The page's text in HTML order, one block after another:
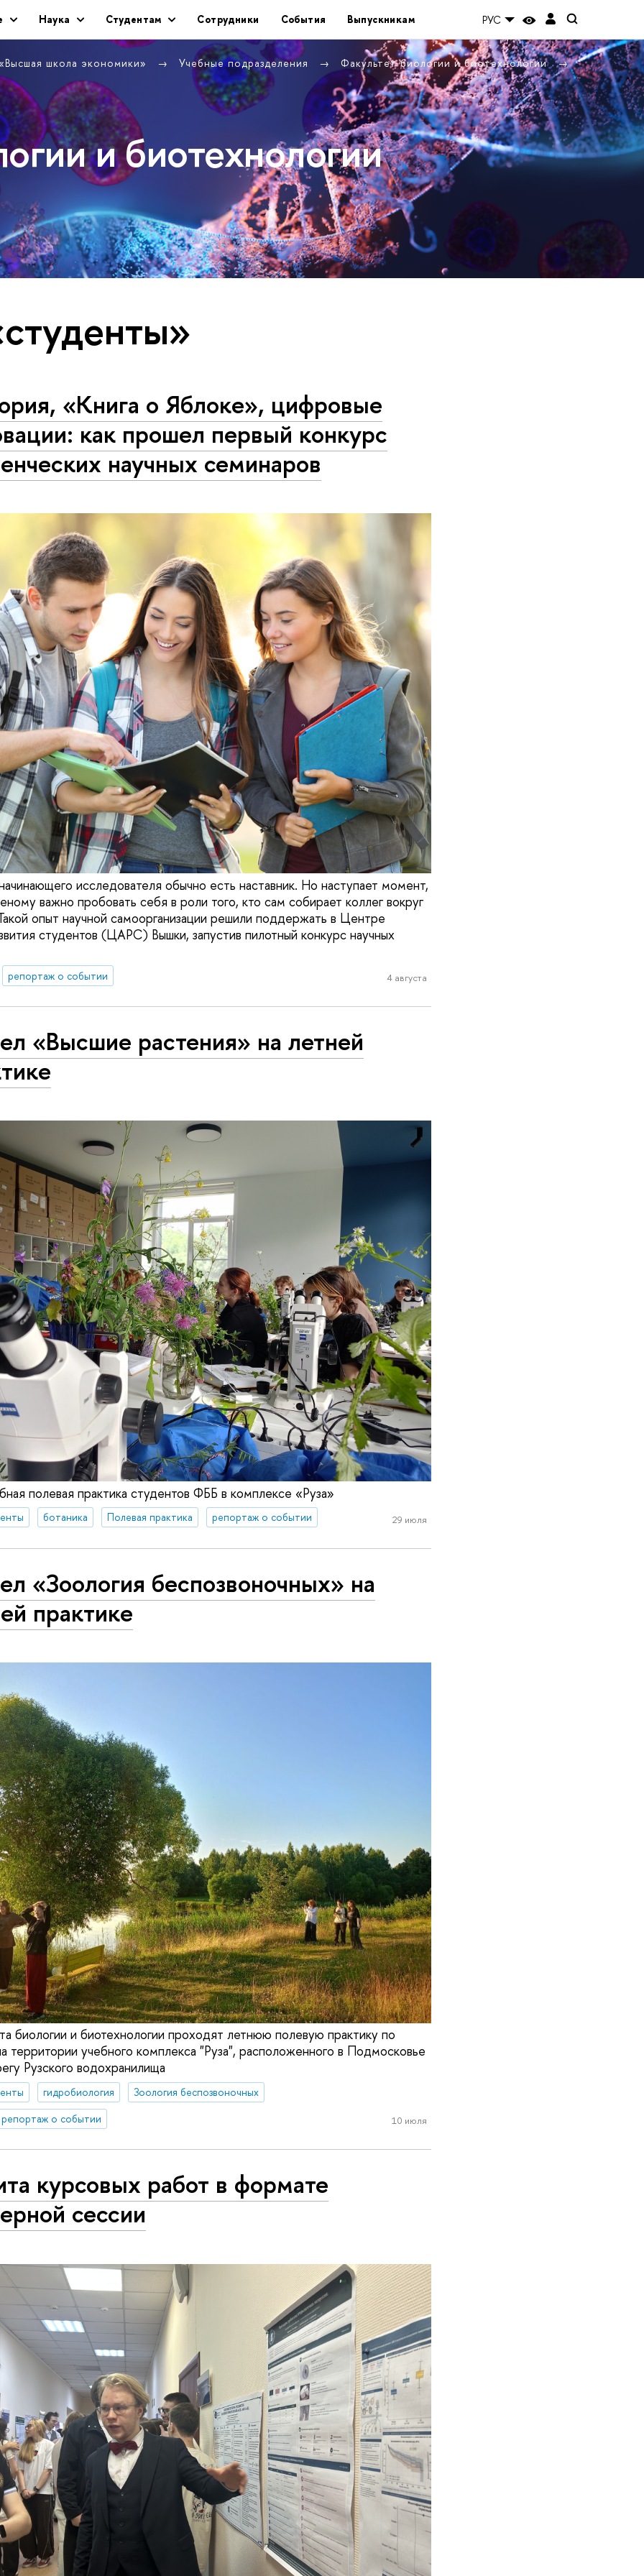
Наука Студентам Сотрудники События Выпускникам РУС
школа экономики» Учебные подразделения Факультет биологии и биотехнологии
и биотехнологии
«Книга о Яблоке», цифровые
как прошел первый конкурс
научных семинаров
исследователя обычно есть наставник. Но наступает момент,
важно пробовать себя в роли того, кто сам собирает коллег вокруг
опыт научной самоорганизации решили поддержать в Центре
студентов (ЦАРС) Вышки, запустив пилотный конкурс научных
репортаж о событии 4 августа
«Высшие растения» на летней
полевая практика студентов ФББ в комплексе «Руза»
ботаника Полевая практика репортаж о событии 29 июля
«Зоология беспозвоночных» на
практике
биологии и биотехнологии проходят летнюю полевую практику по
территории учебного комплекса "Руза", расположенного в Подмосковье
Рузского водохранилища
гидробиология
Зоология беспозвоночных
репортаж о событии
10 июля
курсовых работ в формате
сессии